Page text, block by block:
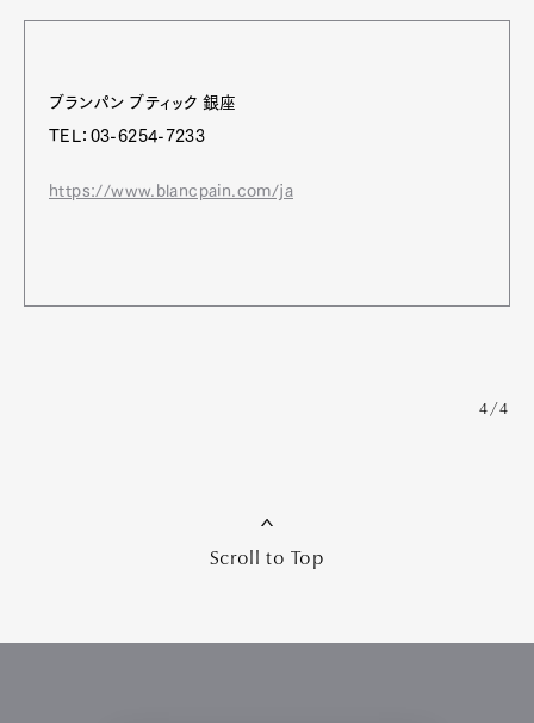
ブランパン ブティック 銀座
TEL：03-6254-7233
https://www.blancpain.com/ja
4/4
Scroll to Top